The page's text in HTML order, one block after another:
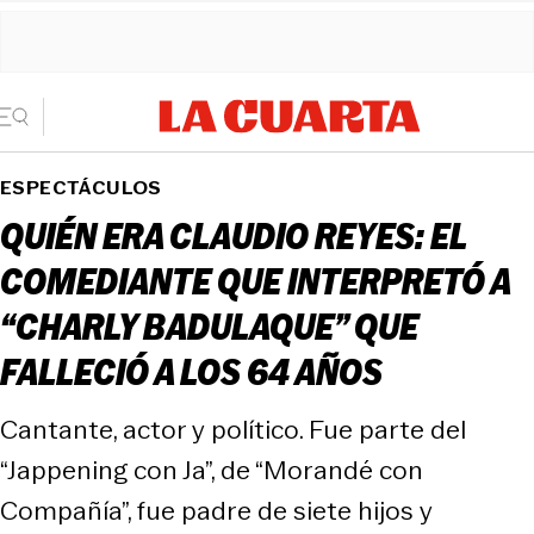
ESPECTÁCULOS
QUIÉN ERA CLAUDIO REYES: EL
COMEDIANTE QUE INTERPRETÓ A
“CHARLY BADULAQUE” QUE
FALLECIÓ A LOS 64 AÑOS
Cantante, actor y político. Fue parte del
“Jappening con Ja”, de “Morandé con
Compañía”, fue padre de siete hijos y